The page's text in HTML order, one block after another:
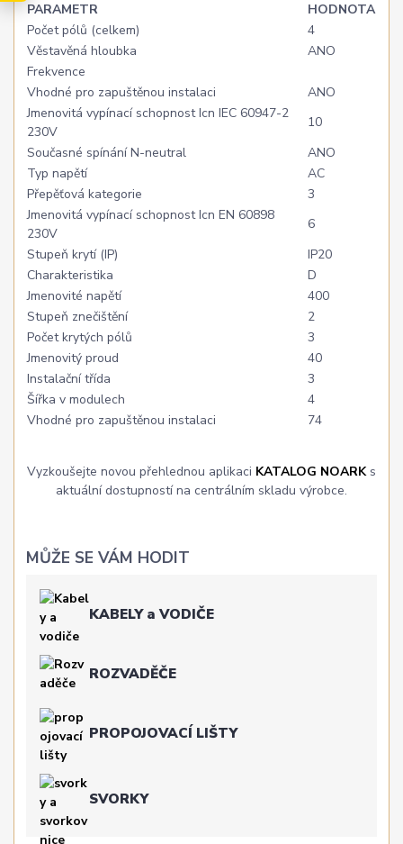
PARAMETR
HODNOTA
Počet pólů (celkem)
4
Věstavěná hloubka
ANO
Frekvence
Vhodné pro zapuštěnou instalaci
ANO
Jmenovitá vypínací schopnost Icn IEC 60947-2
230V
10
Současné spínání N-neutral
ANO
Typ napětí
AC
Přepěťová kategorie
3
Jmenovitá vypínací schopnost Icn EN 60898
230V
6
Stupeň krytí (IP)
IP20
Charakteristika
D
Jmenovité napětí
400
Stupeň znečištění
2
Počet krytých pólů
3
Jmenovitý proud
40
Instalační třída
3
Šířka v modulech
4
Vhodné pro zapuštěnou instalaci
74
Vyzkoušejte novou přehlednou aplikaci KATALOG NOARKs
aktuální dostupností na centrálním skladu výrobce.
MŮŽE SE VÁM HODIT
KABELY a VODIČE
ROZVADĚČE
PROPOJOVACÍ LIŠTY
SVORKY